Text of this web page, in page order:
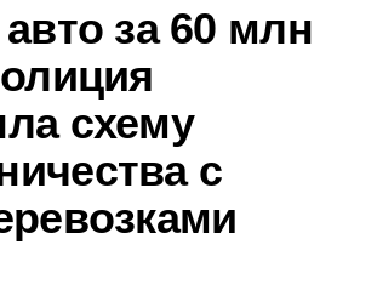
за 60 млн
схему
с